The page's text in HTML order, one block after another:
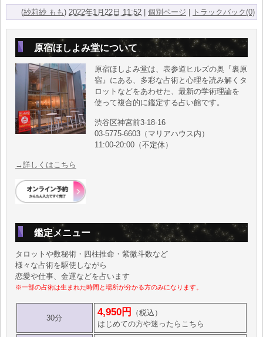
(紗莉紗 もも)2022年1月22日 11:52 |個別ページ トラックバック(0)
原宿ほしよみ堂について
原宿ほしよみ堂は、表参道ヒルズの奥『裏原
宿』にある、多彩な占術と心理を読み解くタ
ロットなどをあわせた、最新の学術理論を
使って複合的に鑑定する占い館です。
渋谷区神宮前3-18-16
03-5775-6603（マリアハウス内）
11:00-20:00（不定休）
→詳しくはこちら
鑑定メニュー
タロットや数秘術・四柱推命・紫微斗数など
様々な占術を駆使しながら
恋愛や仕事、金運などを占います
※一部の占術は生まれた時間と場所が分かる方のみになります。
30分
4,950円
（税込）
はじめての方や迷ったらこちら